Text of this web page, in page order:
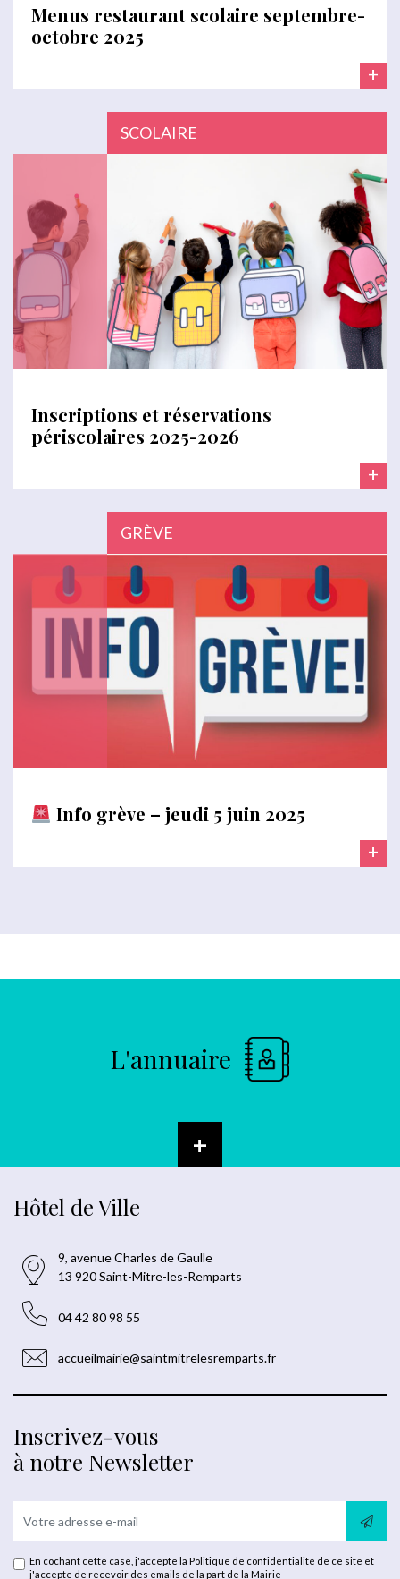
Menus restaurant scolaire septembre-
octobre 2025
+
SCOLAIRE
Inscriptions et réservations
périscolaires 2025-2026
+
GRÈVE
Info grève – jeudi 5 juin 2025
+
L'annuaire
+
Hôtel de Ville
9, avenue Charles de Gaulle
13 920 Saint-Mitre-les-Remparts
04 42 80 98 55
accueilmairie@saintmitrelesremparts.fr
Inscrivez-vous
à notre Newsletter
En cochant cette case, j'accepte la Politique de confidentialité de ce site et
j'accepte de recevoir des emails de la part de la Mairie